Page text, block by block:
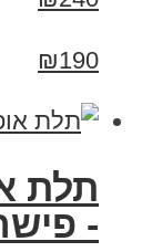
₪190
תלת
-